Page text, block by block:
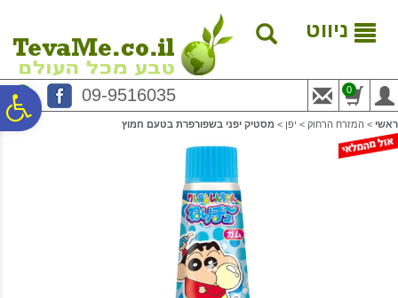
נגישות
המרכזי
ניווט
09-9516035 0
ראשי > המזרח הרחוק > יפן > מסטיק יפני בשפורפרת בטעם חמוץ